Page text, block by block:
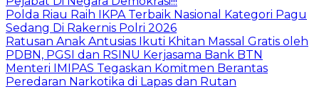
Polda Riau Raih IKPA Terbaik Nasional Kategori Pagu
Sedang Di Rakernis Polri 2026
Ratusan Anak Antusias Ikuti Khitan Massal Gratis oleh
PDBN, PGSI dan RSINU Kerjasama Bank BTN
Menteri IMIPAS Tegaskan Komitmen Berantas
Peredaran Narkotika di Lapas dan Rutan